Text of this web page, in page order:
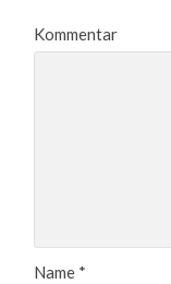
Kommentar
Name *